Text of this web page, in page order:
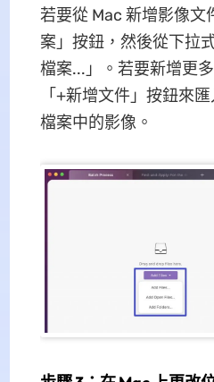
若要從 Mac 新增影像文
案」按鈕，然後從下拉
檔案...」。若要新增更
「+新增文件」按鈕來
檔案中的影像。